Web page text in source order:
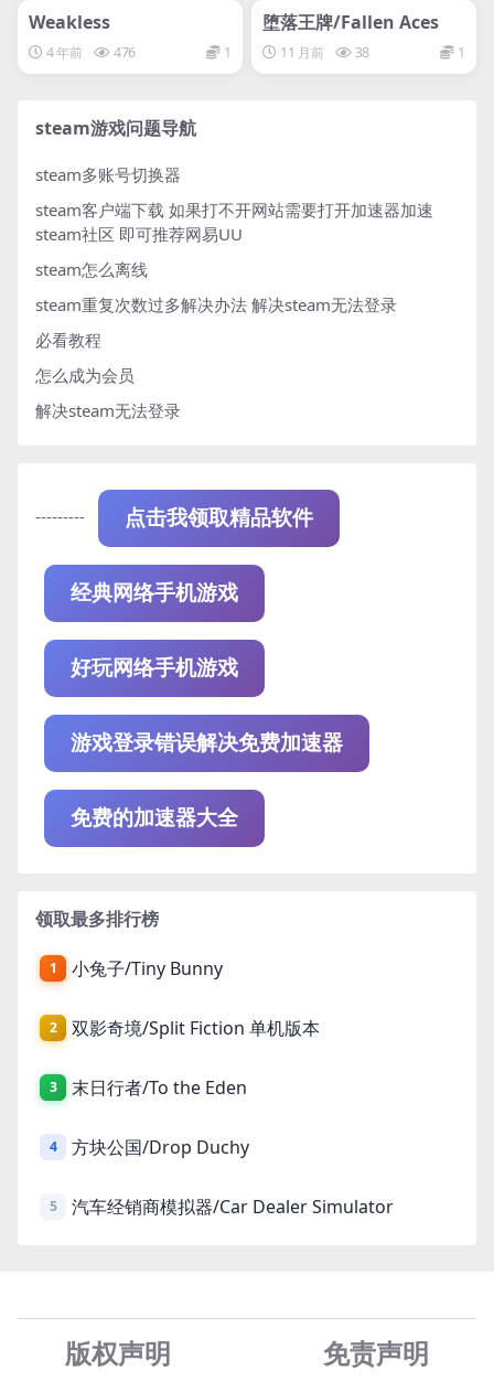
Weakless
4 年前 476 1
网盘下载游戏
堕落王牌/Fallen Aces
11 月前 38 1
steam游戏问题导航
steam多账号切换器
steam客户端下载 如果打不开网站需要打开加速器加速
steam社区 即可推荐网易UU
steam怎么离线
steam重复次数过多解决办法 解决steam无法登录
必看教程
怎么成为会员
解决steam无法登录
--------- 点击我领取精品软件
经典网络手机游戏
好玩网络手机游戏
游戏登录错误解决免费加速器
免费的加速器大全
领取最多排行榜
1 小兔子/Tiny Bunny
2 双影奇境/Split Fiction 单机版本
3 末日行者/To the Eden
4 方块公国/Drop Duchy
5 汽车经销商模拟器/Car Dealer Simulator
版权声明 免责声明